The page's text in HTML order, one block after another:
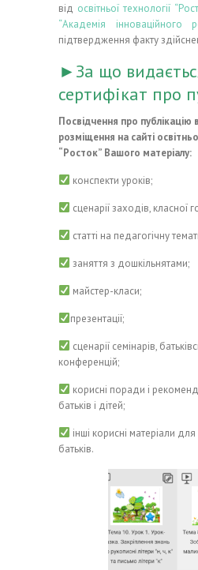
від освітньої технології
“Академія інноваційного
підтвердження факту
►За що
сертифікат про
Посвідчення про публікацію
розміщення на сайті
“Росток” Вашого матеріалу:
конспекти уроків;
сценарії заходів, класної
статті на педагогічну
заняття з дошкільнятами;
майстер-класи;
презентації;
сценарії семінарів,
конференцій;
корисні поради і
батьків і дітей;
інші корисні матеріали для
батьків.